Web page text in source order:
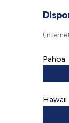
Pahoa
Hawaii